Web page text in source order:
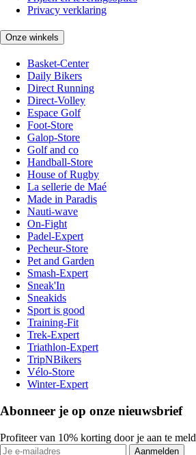
Privacy verklaring
Onze winkels
Basket-Center
Daily Bikers
Direct Running
Direct-Volley
Espace Golf
Foot-Store
Galop-Store
Golf and co
Handball-Store
House of Rugby
La sellerie de Maé
Made in Paradis
Nauti-wave
On-Fight
Padel-Expert
Pecheur-Store
Pet and Garden
Smash-Expert
Sneak'In
Sneakids
Sport is good
Training-Fit
Trek-Expert
Triathlon-Expert
TripNBikers
Vélo-Store
Winter-Expert
Abonneer je op onze nieuwsbrief
Profiteer van 10% korting door je aan te
Aanmelden